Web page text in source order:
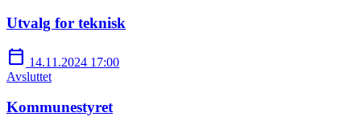
Utvalg for teknisk
calendar_today 14.11.2024 17:00
Avsluttet
Kommunestyret